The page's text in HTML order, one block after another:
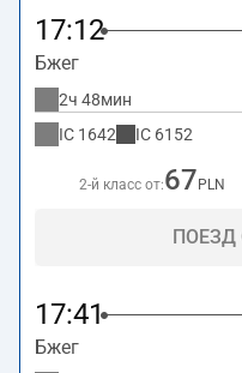
17:12
Бжег
2ч 48мин
IC 1642 IC 6152
2-й класс от:67 PLN
ПОЕЗД
17:41
Бжег